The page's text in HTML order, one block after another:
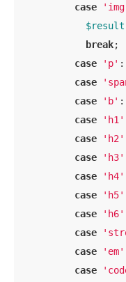
case
$result
break;
case
'p' :
case
case
'b' :
case
'h1'
case
'h2'
case
'h3'
case
'h4'
case
'h5'
case
'h6'
case
case
'em'
case